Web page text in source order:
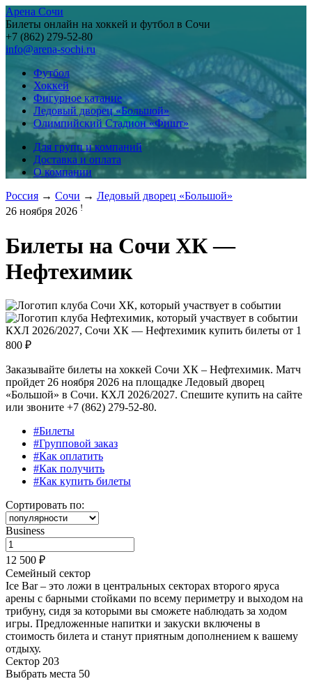
Арена Сочи
Билеты онлайн на хоккей и футбол в Сочи
+7 (862) 279-52-80
info@arena-sochi.ru
Футбол
Хоккей
Фигурное катание
Ледовый дворец «Большой»
Олимпийский Стадион «Фишт»
Для групп и компаний
Доставка и оплата
О компании
Россия → Сочи → Ледовый дворец «Большой»
26 ноября 2026 !
Билеты на Сочи ХК —
Нефтехимик
КХЛ 2026/2027, Сочи ХК — Нефтехимик купить билеты от 1
800 ₽
Заказывайте билеты на хоккей Сочи ХК – Нефтехимик. Матч
пройдет 26 ноября 2026 на площадке Ледовый дворец
«Большой» в Сочи. КХЛ 2026/2027. Спешите купить на сайте
или звоните +7 (862) 279-52-80.
#Билеты
#Групповой заказ
#Как оплатить
#Как получить
#Как купить билеты
Сортировать по:
Business
12 500 ₽
Семейный сектор
Ice Bar – это ложи в центральных секторах второго яруса
арены с барными стойками по всему периметру и выходом на
трибуну, сидя за которыми вы сможете наблюдать за ходом
игры. Предложенные напитки и закуски включены в
стоимость билета и станут приятным дополнением к вашему
отдыху.
Сектор 203
Выбрать места 50